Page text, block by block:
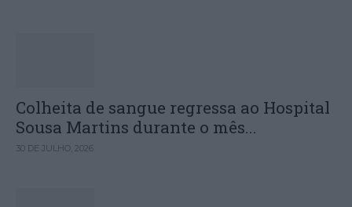
Colheita de sangue regressa ao Hospital
Sousa Martins durante o mês...
30 DE JULHO, 2026